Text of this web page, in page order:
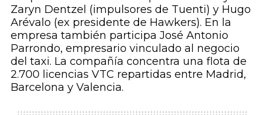
Zaryn Dentzel (impulsores de Tuenti) y Hugo
Arévalo (ex presidente de Hawkers). En la
empresa también participa José Antonio
Parrondo, empresario vinculado al negocio
del taxi. La compañía concentra una flota de
2.700 licencias VTC repartidas entre Madrid,
Barcelona y Valencia.